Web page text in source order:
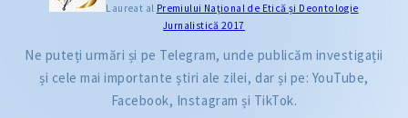
Laureat al Premiului Naţional de Etică și Deontologie
Jurnalistică 2017
Ne puteți urmări și pe Telegram, unde publicăm investigații
și cele mai importante știri ale zilei, dar și pe: YouTube,
Facebook, Instagram și TikTok.